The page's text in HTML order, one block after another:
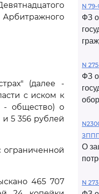
Арбитражного
(далее -
с иском к
- общество) о
5 356 рублей
ограниченной
465 707
N
ФЗ о
N
ФЗ о
О
N